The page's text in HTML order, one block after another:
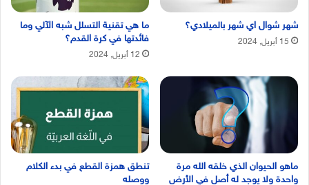
شهر شوال اي شهر بالميلادي؟
15 أبريل, 2024
ما هي تقنية التسلل شبه الآلي وما
فائدتها في كرة القدم؟
12 أبريل, 2024
ماهو الحيوان الذي خلقه الله مرة
واحدة ولا يوجد له أصل في الأرض
تنطق همزة القطع في بدء الكلام
ووصله